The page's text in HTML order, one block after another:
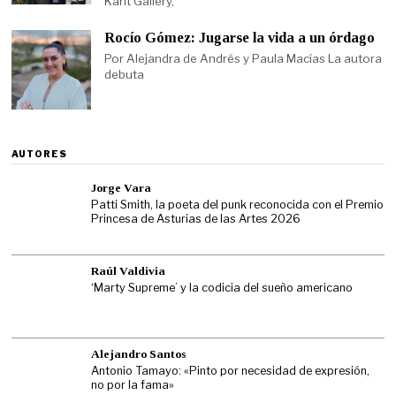
Rocío Gómez: Jugarse la vida a un órdago
Por Alejandra de Andrés y Paula Macías La autora
debuta
AUTORES
Jorge Vara
Patti Smith, la poeta del punk reconocida con el Premio
Princesa de Asturias de las Artes 2026
Raúl Valdivia
‘Marty Supreme’ y la codicia del sueño americano
Alejandro Santos
Antonio Tamayo: «Pinto por necesidad de expresión,
no por la fama»